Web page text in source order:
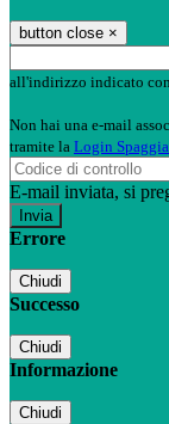
button close ×
all'indirizzo indicato
Non hai una e-mail
tramite la Login
E-mail inviata, si
Errore
Chiudi
Successo
Chiudi
Informazione
Chiudi